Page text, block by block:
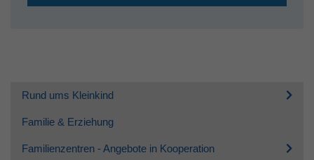
Rund ums Kleinkind
Familie & Erziehung
Familienzentren - Angebote in Kooperation